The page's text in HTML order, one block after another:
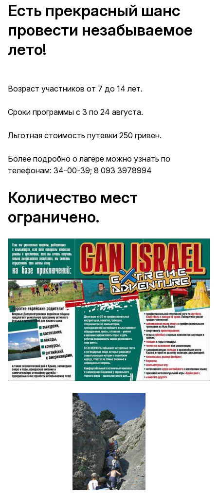
Есть прекрасный шанс
провести незабываемое
лето!
Возраст участников от 7 до 14 лет.
Сроки программы с 3 по 24 августа.
Льготная стоимость путевки 250 гривен.
Более подробно о лагере можно узнать по
телефонам: 34-00-39; 8 093 3978994
Количество мест
ограничено.